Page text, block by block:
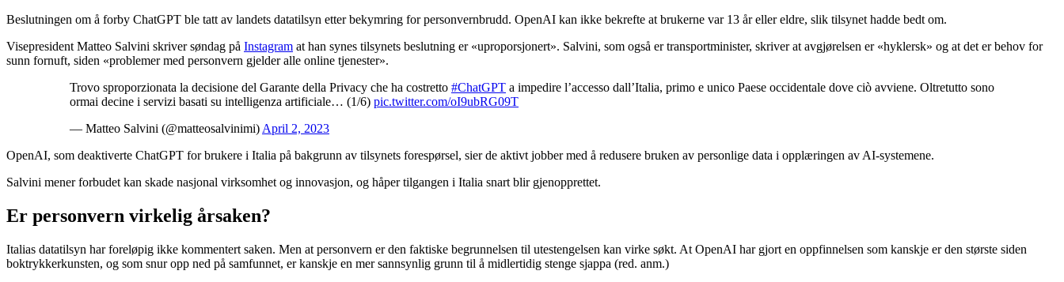
Beslutningen om å forby ChatGPT ble tatt av landets datatilsyn etter bekymring for personvernbrudd. OpenAI kan ikke bekrefte at brukerne var 13 år eller eldre, slik tilsynet hadde bedt om.
Visepresident Matteo Salvini skriver søndag på Instagram at han synes tilsynets beslutning er «uproporsjonert». Salvini, som også er transportminister, skriver at avgjørelsen er «hyklersk» og at det er behov for
sunn fornuft, siden «problemer med personvern gjelder alle online tjenester».
Trovo sproporzionata la decisione del Garante della Privacy che ha costretto #ChatGPT a impedire l’accesso dall’Italia, primo e unico Paese occidentale dove ciò avviene. Oltretutto sono
ormai decine i servizi basati su intelligenza artificiale… (1/6) pic.twitter.com/oI9ubRG09T
— Matteo Salvini (@matteosalvinimi) April 2, 2023
OpenAI, som deaktiverte ChatGPT for brukere i Italia på bakgrunn av tilsynets forespørsel, sier de aktivt jobber med å redusere bruken av personlige data i opplæringen av AI-systemene.
Salvini mener forbudet kan skade nasjonal virksomhet og innovasjon, og håper tilgangen i Italia snart blir gjenopprettet.
Er personvern virkelig årsaken?
Italias datatilsyn har foreløpig ikke kommentert saken. Men at personvern er den faktiske begrunnelsen til utestengelsen kan virke søkt. At OpenAI har gjort en oppfinnelsen som kanskje er den største siden
boktrykkerkunsten, og som snur opp ned på samfunnet, er kanskje en mer sannsynlig grunn til å midlertidig stenge sjappa (red. anm.)